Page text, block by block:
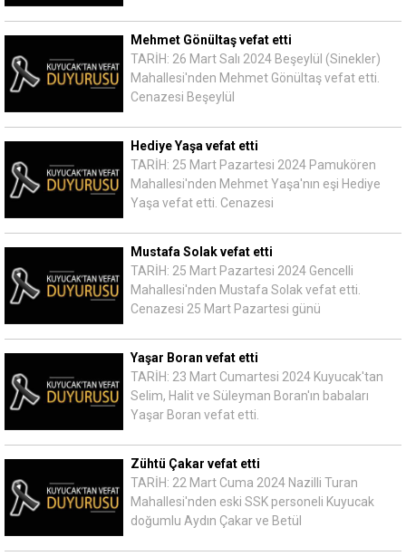
Mehmet Gönültaş vefat etti
TARİH: 26 Mart Salı 2024 Beşeylül (Sinekler)
Mahallesi'nden Mehmet Gönültaş vefat etti.
Cenazesi Beşeylül
Hediye Yaşa vefat etti
TARİH: 25 Mart Pazartesi 2024 Pamukören
Mahallesi'nden Mehmet Yaşa'nın eşi Hediye
Yaşa vefat etti. Cenazesi
Mustafa Solak vefat etti
TARİH: 25 Mart Pazartesi 2024 Gencelli
Mahallesi'nden Mustafa Solak vefat etti.
Cenazesi 25 Mart Pazartesi günü
Yaşar Boran vefat etti
TARİH: 23 Mart Cumartesi 2024 Kuyucak'tan
Selim, Halit ve Süleyman Boran'ın babaları
Yaşar Boran vefat etti.
Zühtü Çakar vefat etti
TARİH: 22 Mart Cuma 2024 Nazilli Turan
Mahallesi'nden eski SSK personeli Kuyucak
doğumlu Aydın Çakar ve Betül